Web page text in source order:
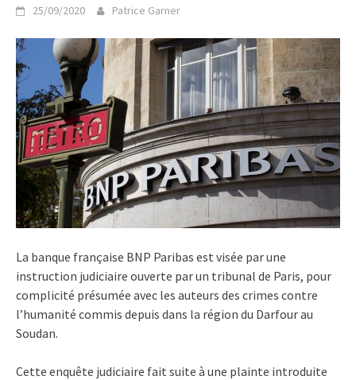
25/09/2020 Patrice Garner
La banque française BNP Paribas est visée par une
instruction judiciaire ouverte par un tribunal de Paris, pour
complicité présumée avec les auteurs des crimes contre
l’humanité commis depuis dans la région du Darfour au
Soudan.
Cette enquête judiciaire fait suite à une plainte introduite